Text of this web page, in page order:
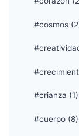
#cosmos
#crianza (1)
#cuerpo (8)